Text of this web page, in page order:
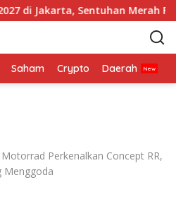
Jakarta, Sentuhan Merah
Saham Crypto Daerah
Perkenalkan Concept RR,
Menggoda